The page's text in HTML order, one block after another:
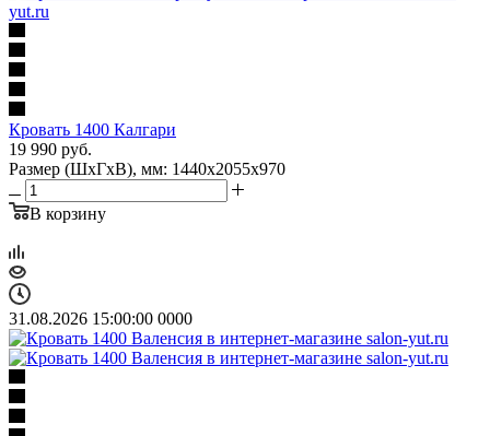
Кровать 1400 Калгари
19 990 руб.
Размер (ШхГхВ), мм: 1440х2055х970
В корзину
31.08.2026 15:00:00 0000